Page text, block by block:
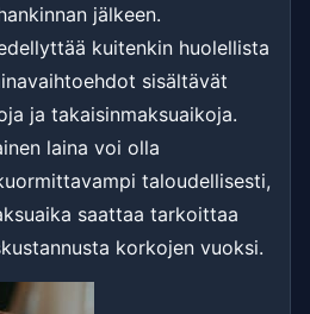
jälkeen.
kuitenkin huolellista
sisältävät
ja takaisinmaksuaikoja.
laina voi olla
taloudellisesti,
saattaa tarkoittaa
korkojen vuoksi.